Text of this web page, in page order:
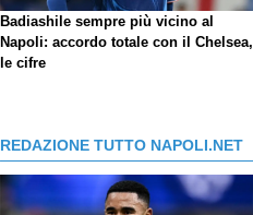
Badiashile sempre più vicino al
Napoli: accordo totale con il Chelsea,
le cifre
REDAZIONE TUTTO NAPOLI.NET